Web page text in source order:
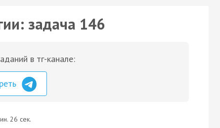
задача 146
в тг-канале:
26 сек.